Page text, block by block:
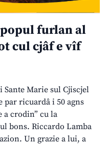
furlan al
cul cjâf e vîf
Sante Marie sul Cjiscjel
par ricuardâ i 50 agns
a crodin” cu la
bons. Riccardo Lamba
Un grazie a lui, a